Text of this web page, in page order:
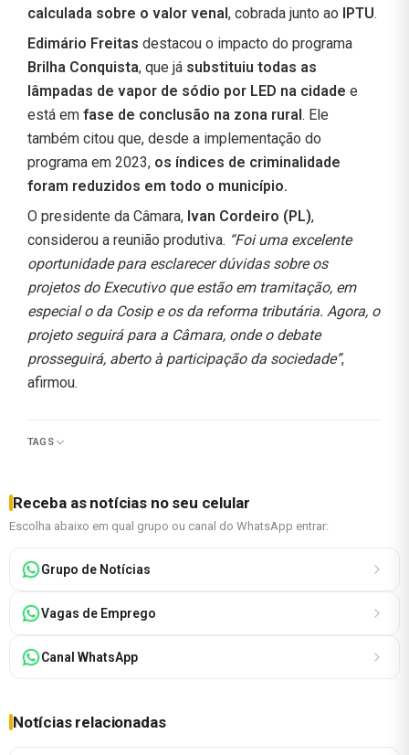
calculada sobre o valor venal , cobrada junto ao IPTU.
Edimário Freitas destacou o impacto do programa
Brilha Conquista, que já substituiu todas as
lâmpadas de vapor de sódio por LED na cidade e
está em fase de conclusão na zona rural . Ele
também citou que, desde a implementação do
programa em 2023, os índices de criminalidade
foram reduzidos em todo o município.
O presidente da Câmara, Ivan Cordeiro (PL),
considerou a reunião produtiva. “Foi uma excelente
oportunidade para esclarecer dúvidas sobre os
projetos do Executivo que estão em tramitação, em
especial o da Cosip e os da reforma tributária. Agora, o
projeto seguirá para a Câmara, onde o debate
prosseguirá, aberto à participação da sociedade”,
afirmou.
TAGS
Receba as notícias no seu celular
Escolha abaixo em qual grupo ou canal do WhatsApp entrar:
Grupo de Notícias
Vagas de Emprego
Canal WhatsApp
Notícias relacionadas